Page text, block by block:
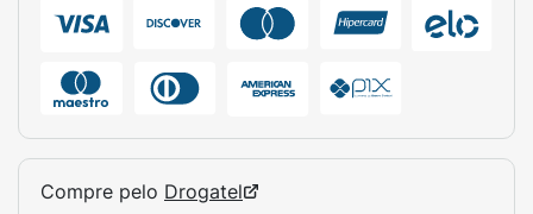
Compre pelo Drogatel